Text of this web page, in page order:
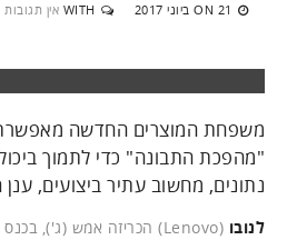
ON 21 ביוני 2017 WITH אין תגובות
משפחת המוצרים החדשה
"מהפכת התבונה" כדי לתמוך
נתונים, מחשוב עתיר ביצועים, ענן
לנובו